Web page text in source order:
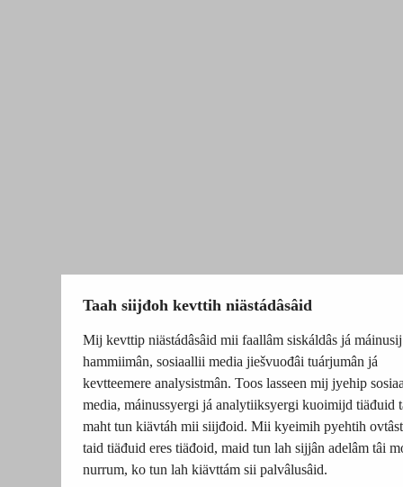
Taah siijđoh kevttih niästádâsâid
Mij kevttip niästádâsâid mii faallâm siskáldâs já máinusij
hammiimân, sosiaallii media jiešvuođâi tuárjumân já
kevtteemere analysistmân. Toos lasseen mij jyehip
media, máinussyergi já analytiiksyergi kuoimijd tiäđuid
maht tun kiävtáh mii siijđoid. Mii kyeimih pyehtih
taid tiäđuid eres tiäđoid, maid tun lah sijjân adelâm tâi
nurrum, ko tun lah kiävttám sii palvâlusâid.